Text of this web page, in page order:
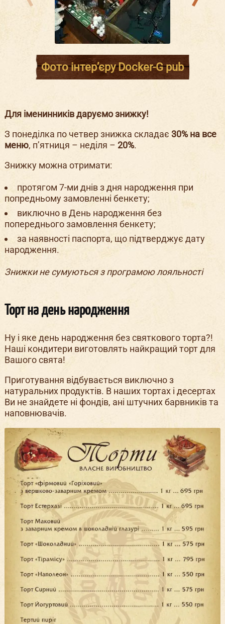
Фото інтер’єру Docker-G pub
Для іменинників даруємо знижку!
З понеділка по четвер знижка складає 30% на все
меню, п’ятниця – неділя – 20%.
Знижку можна отримати:
протягом 7-ми днів з дня народження при
попредньому замовленні бенкету;
виключно в День народження без
попереднього замовлення бенкету;
за наявності паспорта, що підтверджує дату
народження.
Знижки не сумуються з програмою лояльності
Торт на день народження
Ну і яке день народження без святкового торта?!
Наші кондитери виготовлять найкращий торт для
Вашого свята!
Приготування відбувається виключно з
натуральних продуктів. В наших тортах і десертах
Ви не знайдете ні фондів, ані штучних барвників та
наповнювачів.